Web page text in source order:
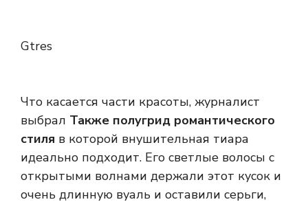
Gtres
Что касается части красоты, журналист
выбрал Также полугрид романтического
стиля в которой внушительная тиара
идеально подходит. Его светлые волосы с
открытыми волнами держали этот кусок и
очень длинную вуаль и оставили серьги,